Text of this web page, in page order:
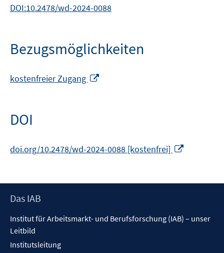
DOI:10.2478/wd-2024-0088
Bezugsmöglichkeiten
kostenfreier Zugang
DOI
doi.org/10.2478/wd-2024-0088 [kostenfrei]
öffnen
Footer
Das IAB
Institut für Arbeitsmarkt- und Berufsforschung (IAB) – unser
Leitbild
Institutsleitung